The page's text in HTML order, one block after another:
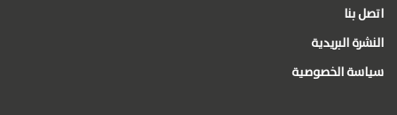
اتصل بنا
النشرة البريدية
سياسة الخصوصية